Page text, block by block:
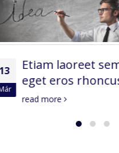
13
jan
Aliquam erat
volutpat
read more